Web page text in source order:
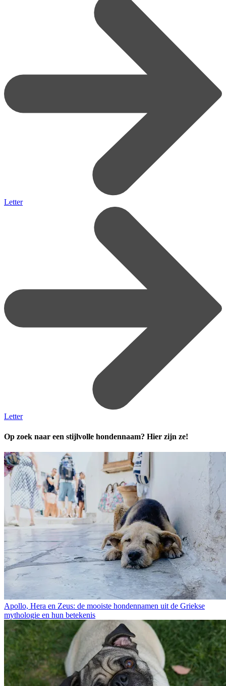
Letter
Letter
Op zoek naar een stijlvolle hondennaam? Hier zijn ze!
Apollo, Hera en Zeus: de mooiste hondennamen uit de Griekse
mythologie en hun betekenis